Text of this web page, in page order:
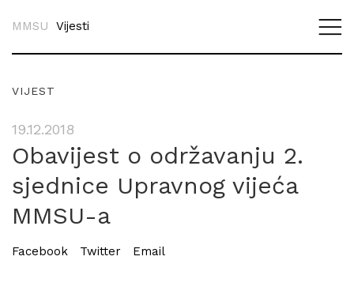
MMSU Vijesti
VIJEST
19.12.2018
Obavijest o održavanju 2.
sjednice Upravnog vijeća
MMSU-a
Facebook Twitter Email